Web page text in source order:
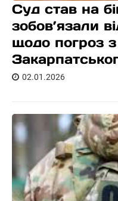
Суд став на
зобов’язали
щодо погроз з
02.01.2026